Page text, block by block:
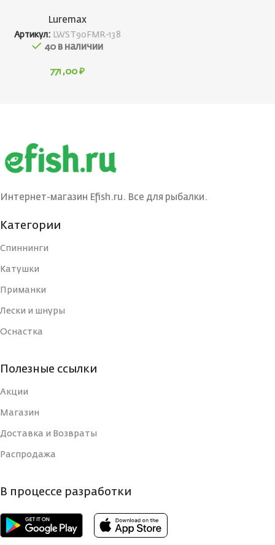
Luremax
Артикул: LWST90FMR-138
40 в наличии
771,00 ₽
Интернет-магазин Efish.ru. Все для рыбалки.
Категории
Спиннинги
Катушки
Приманки
Лески и шнуры
Оснастка
Полезные ссылки
Акции
Магазин
Доставка и Возвраты
Распродажа
В процессе разработки